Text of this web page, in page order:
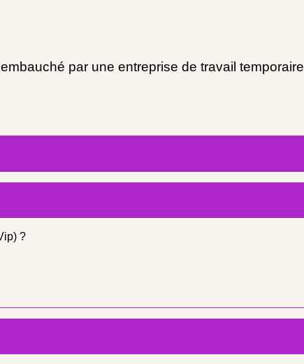
par une entreprise de travail temporaire
?